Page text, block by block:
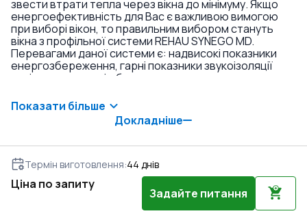
звести втрати тепла через вікна до мінімуму. Якщо
енергоефективність для Вас є важливою вимогою
при виборі вікон, то правильним вибором стануть
вікна з профільної системи REHAU SYNEGO MD.
Перевагами даної системи є: надвисокі показники
енергозбереження, гарні показники звукоізоляції
навіть у комплекті з базовими склопакетами,
встановлення склопакетів великої товщини. Якщо ви
бажаєте економити на енергоресурсах та мати
справді теплі вікна без турбот в експлуатації –
Показати більше
Докладніше
Термін виготовлення:44 днів
Ціна по запиту
Задайте питання